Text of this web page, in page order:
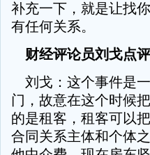
补充一下，就是让找
有任何关系。
财经评论员刘戈点评
刘戈：这个事件是
门，故意在这个时候
的是租客，租客可以
合同关系主体和个体